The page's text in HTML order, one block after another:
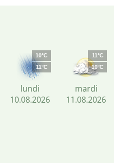
10°C
11°C
lundi
10.08.2026
11°C
10°C
mardi
11.08.2026